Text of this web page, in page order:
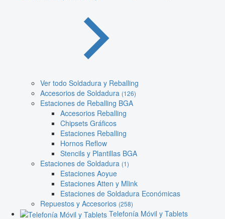
Ver todo Soldadura y Reballing
Accesorios de Soldadura (126)
Estaciones de Reballing BGA
Accesorios Reballing
Chipsets Gráficos
Estaciones Reballing
Hornos Reflow
Stencils y Plantillas BGA
Estaciones de Soldadura (1)
Estaciones Aoyue
Estaciones Atten y Mlink
Estaciones de Soldadura Económicas
Repuestos y Accesorios (258)
Telefonía Móvil y Tablets